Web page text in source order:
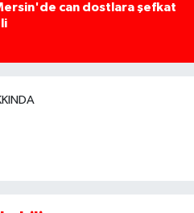
can dostlara şefkat